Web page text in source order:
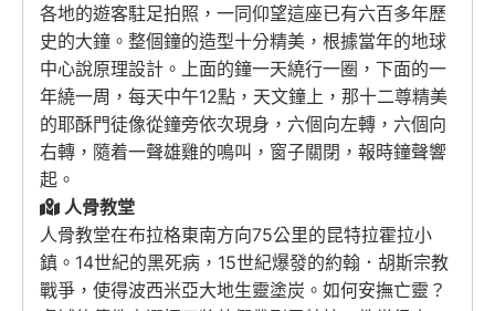
各地的遊客駐足拍照，一同仰望這座已有六百多年歷
史的大鐘。整個鐘的造型十分精美，根據當年的地球
中心說原理設計。上面的鐘一天繞行一圈，下面的一
年繞一周，每天中午12點，天文鐘上，那十二尊精美
的耶酥門徒像從鐘旁依次現身，六個向左轉，六個向
右轉，隨着一聲雄雞的鳴叫，窗子關閉，報時鐘聲響
起。
人骨教堂
人骨教堂在布拉格東南方向75公里的昆特拉霍拉小
鎮。14世紀的黑死病，15世紀爆發的約翰．胡斯宗教
戰爭，使得波西米亞大地生靈塗炭。如何安撫亡靈？